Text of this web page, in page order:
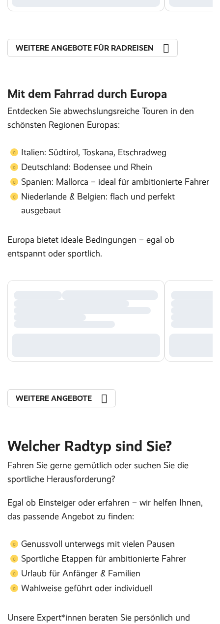
WEITERE ANGEBOTE FÜR RADREISEN
Mit dem Fahrrad durch Europa
Entdecken Sie abwechslungsreiche Touren in den
schönsten Regionen Europas:
Italien: Südtirol, Toskana, Etschradweg
Deutschland: Bodensee und Rhein
Spanien: Mallorca – ideal für ambitionierte Fahrer
Niederlande & Belgien: flach und perfekt
ausgebaut
Europa bietet ideale Bedingungen – egal ob
entspannt oder sportlich.
WEITERE ANGEBOTE
Welcher Radtyp sind Sie?
Fahren Sie gerne gemütlich oder suchen Sie die
sportliche Herausforderung?
Egal ob Einsteiger oder erfahren – wir helfen Ihnen,
das passende Angebot zu finden:
Genussvoll unterwegs mit vielen Pausen
Sportliche Etappen für ambitionierte Fahrer
Urlaub für Anfänger & Familien
Wahlweise geführt oder individuell
Unsere Expert*innen beraten Sie persönlich und